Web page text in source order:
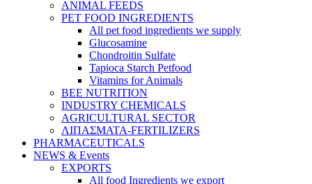
ANIMAL FEEDS
PET FOOD INGREDIENTS
All pet food ingredients we supply
Glucosamine
Chondroitin Sulfate
Tapioca Starch Petfood
Vitamins for Animals
BEE NUTRITION
INDUSTRY CHEMICALS
AGRICULTURAL SECTOR
ΛΙΠΑΣΜΑΤΑ-FERTILIZERS
PHARMACEUTICALS
NEWS & Events
EXPORTS
All food Ingredients we export